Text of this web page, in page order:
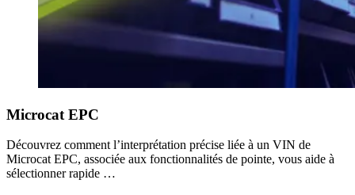
Microcat EPC
Découvrez comment l’interprétation précise liée à un VIN de
Microcat EPC, associée aux fonctionnalités de pointe, vous aide à
sélectionner rapide …